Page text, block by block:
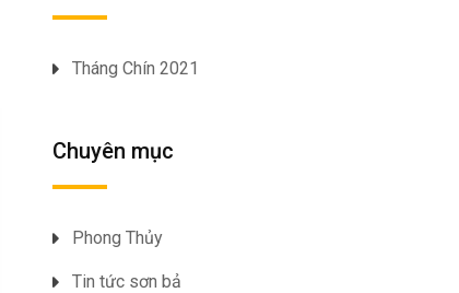
Tháng Chín 2021
Chuyên mục
Phong Thủy
Tin tức sơn bả